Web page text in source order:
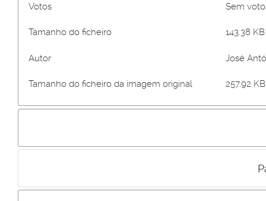
Votos Sem
Tamanho do ficheiro 143.38
Autor José
Tamanho do ficheiro da imagem original 257.92
Incluir imagem :